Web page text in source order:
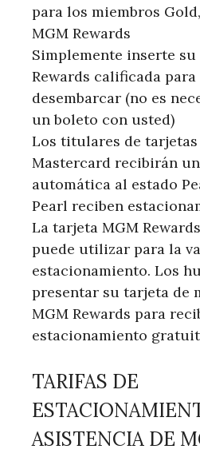
para los miembros
MGM Rewards
Simplemente inserte
Rewards calificada
desembarcar (no es
un boleto con usted)
Los titulares de tarjetas
Mastercard recibirán
automática al estado
Pearl reciben
La tarjeta MGM
puede utilizar para la
estacionamiento. Los
presentar su tarjeta de
MGM Rewards para
estacionamiento
TARIFAS DE
ASISTENCIA DE